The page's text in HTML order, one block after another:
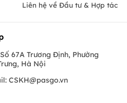
Liên hệ về Đầu tư & Hợp tác
67A Trương Định, Phường
Hà Nội
CSKH@pasgo.vn